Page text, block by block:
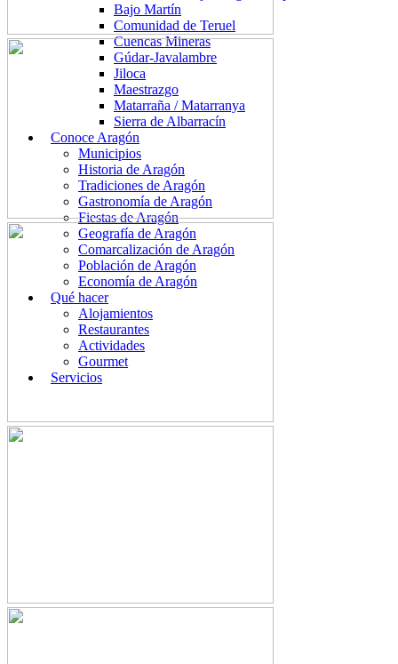
Bajo Martín
Comunidad de Teruel
Cuencas Mineras
Gúdar-Javalambre
Jiloca
Maestrazgo
Matarraña / Matarranya
Sierra de Albarracín
Conoce Aragón
Municipios
Historia de Aragón
Tradiciones de Aragón
Gastronomía de Aragón
Fiestas de Aragón
Geografía de Aragón
Comarcalización de Aragón
Población de Aragón
Economía de Aragón
Qué hacer
Alojamientos
Restaurantes
Actividades
Gourmet
Servicios